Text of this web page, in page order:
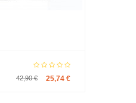
25,74 €
42,90 €